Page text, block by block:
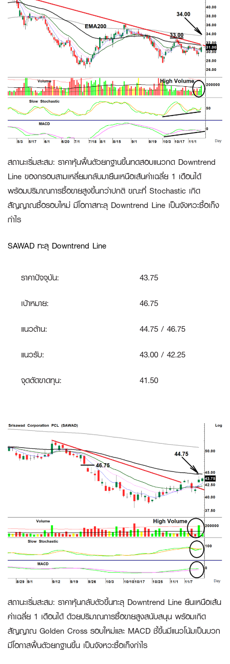
สถานะเริ่มสะสม: ราคาหุ้นฟื้นตัวยกฐานขึ้นทดสอบแนวกด Downtrend
Line ของกรอบสามเหลี่ยมกลับมายืนเหนือเส้นค่าเฉลี่ย 1 เดือนได้
พร้อมปริมาณการซื้อขายสูงขึ้นกว่าปกติ ขณะที่ Stochastic เกิด
สัญญาณซื้อรอบใหม่ มีโอกาสทะลุ Downtrend Line เป็นจังหวะซื้อเก็ง
กำไร
SAWAD ทะลุ Downtrend Line
ราคาปัจจุบัน:
43.75
เป้าหมาย:
46.75
แนวต้าน:
44.75 / 46.75
แนวรับ:
43.00 / 42.25
จุดตัดขาดทุน:
41.50
สถานะเริ่มสะสม: ราคาหุ้นกลับตัวขึ้นทะลุ Downtrend Line ยืนเหนือเส้น
ค่าเฉลี่ย 1 เดือนได้ ด้วยปริมาณการซื้อขายสูงสนับสนุน พร้อมเกิด
สัญญาณ Golden Cross รอบใหม่และ MACD ชี้ขึ้นมีแนวโน้มเป็นบวก
มีโอกาสฟื้นตัวยกฐานขึ้น เป็นจังหวะซื้อเก็งกำไร